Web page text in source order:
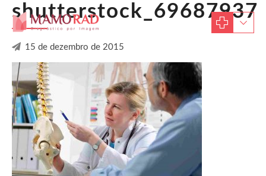
shutterstock_69687937
15 de dezembro de 2015